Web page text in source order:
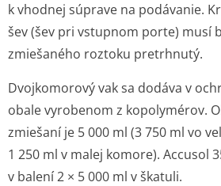
k vhodnej súprave na podávanie.
šev (šev pri vstupnom porte) musí
zmiešaného roztoku pretrhnutý.
Dvojkomorový vak sa dodáva v
obale vyrobenom z kopolymérov.
zmiešaní je 5 000 ml (3 750 ml vo
1 250 ml v malej komore). Accusol
v balení 2 × 5 000 ml v škatuli.